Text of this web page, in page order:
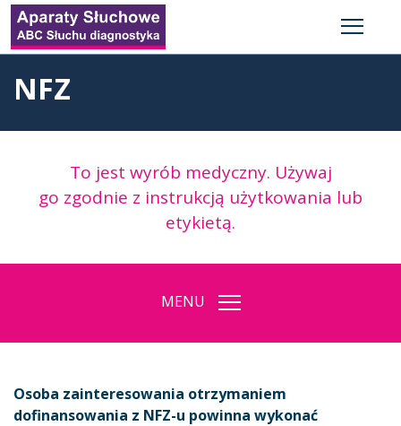
NFZ
To jest wyrób medyczny. Używaj
go zgodnie z instrukcją użytkowania lub
etykietą.
MENU
Osoba zainteresowania otrzymaniem
dofinansowania z NFZ-u powinna wykonać